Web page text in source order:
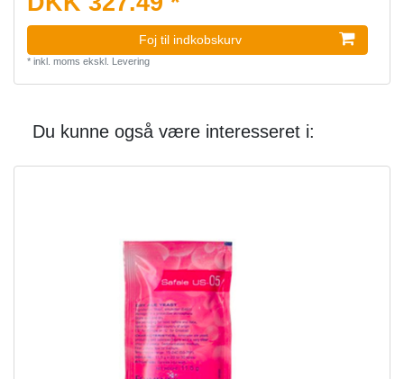
Foj til indkobskurv
* inkl. moms ekskl. Levering
Du kunne også være interesseret i: